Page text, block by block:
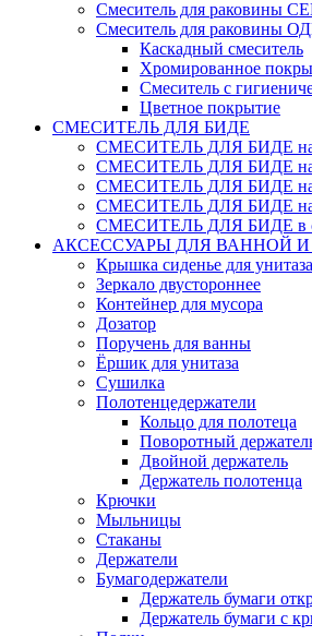
Смеситель для раковины
Смеситель для
Каскадный смеситель
Хромированное
Смеситель с
Цветное покрытие
СМЕСИТЕЛЬ ДЛЯ БИДЕ
СМЕСИТЕЛЬ ДЛЯ БИДЕ
СМЕСИТЕЛЬ ДЛЯ БИДЕ на
СМЕСИТЕЛЬ ДЛЯ БИДЕ на
СМЕСИТЕЛЬ ДЛЯ БИДЕ на
СМЕСИТЕЛЬ ДЛЯ БИДЕ в
АКСЕССУАРЫ ДЛЯ ВАННОЙ
Крышка сиденье для унитаза
Зеркало двустороннее
Контейнер для мусора
Дозатор
Поручень для ванны
Ёршик для унитаза
Сушилка
Полотенцедержатели
Кольцо для полотеца
Поворотный
Двойной держатель
Держатель полотенца
Крючки
Мыльницы
Стаканы
Держатели
Бумагодержатели
Держатель бумаги
Держатель бумаги с